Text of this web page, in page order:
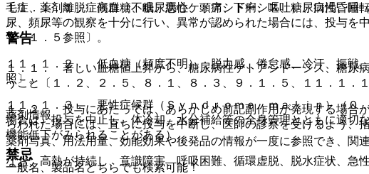
毛症、薬剤離脱症候群（不眠、悪心、頭痛、下痢、嘔吐）、口渇、回
警告
１．１． 著しい血糖値上昇から、糖尿病性ケトアシドーシス、糖尿
うこと〔１．２、２．５、８．１、８．３、９．１．５、１１．１．１
１．２． 投与にあたっては、あらかじめ前記副作用が発現する場合
らわれた場合には、直ちに投与を中断し、医師の診察を受けるよう
禁忌
１１．１．１． 高血糖、糖尿病性ケトアシドーシス、糖尿病性昏睡
尿、頻尿等の観察を十分に行い、異常が認められた場合には、投与を
９．１．５参照〕。
１１．１．２． 低血糖（頻度不明）：脱力感、倦怠感、冷汗、振戦
照〕。
１１．１．３． 悪性症候群（Ｓｙｎｄｒｏｍｅ ｍａｌｉｎ）（０
場合は、投与を中止し、体冷却、水分補給等の全身管理とともに適
機能低下がみられることがある）。
なお、高熱が持続し、意識障害、呼吸困難、循環虚脱、脱水症状、急
薬剤情報
薬剤写真、用法用量、効能効果や後発品の情報が一度に参照でき、関
一般名、製品名どちらでも検索可能！